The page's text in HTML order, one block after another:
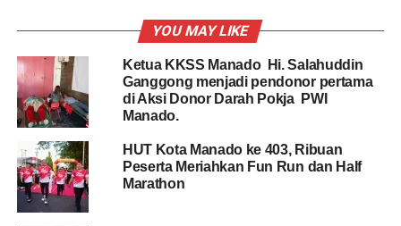
YOU MAY LIKE
Ketua KKSS Manado Hi. Salahuddin
Ganggong menjadi pendonor pertama
di Aksi Donor Darah Pokja PWI
Manado.
HUT Kota Manado ke 403, Ribuan
Peserta Meriahkan Fun Run dan Half
Marathon